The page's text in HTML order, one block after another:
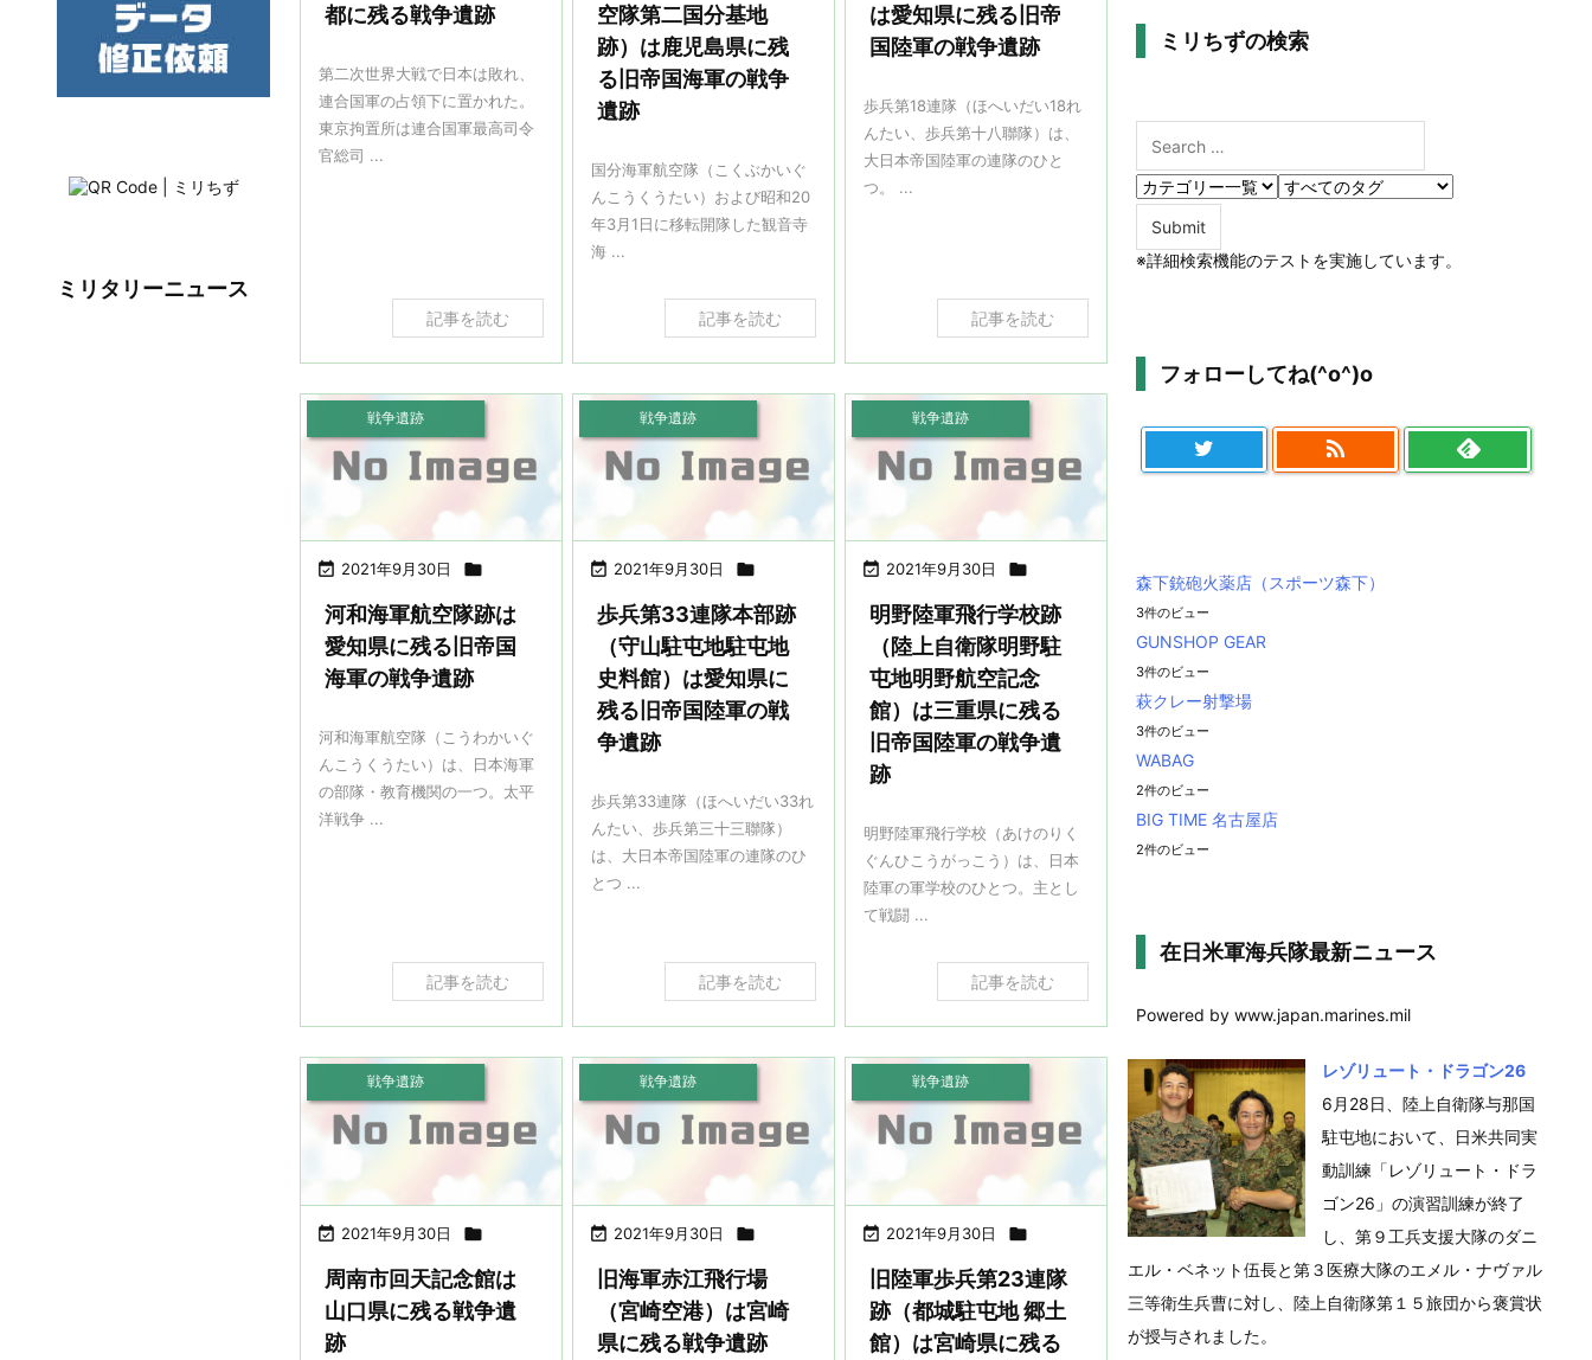
都に残る戦争遺跡
第二次世界大戦で日本は敗れ、
連合国軍の占領下に置かれた。
東京拘置所は連合国軍最高司令
官総司 ...
記事を読む
空隊第二国分基地
跡）は鹿児島県に残
る旧帝国海軍の戦争
遺跡
国分海軍航空隊（こくぶかいぐ
んこうくうたい）および昭和20
年3月1日に移転開隊した観音寺
海 ...
記事を読む
は愛知県に残る旧帝
国陸軍の戦争遺跡
歩兵第18連隊（ほへいだい18れ
んたい、歩兵第十八聯隊）は、
大日本帝国陸軍の連隊のひと
つ。 ...
記事を読む
 2021年9月30日 
戦争遺跡
河和海軍航空隊跡は
愛知県に残る旧帝国
海軍の戦争遺跡
河和海軍航空隊（こうわかいぐ
んこうくうたい）は、日本海軍
の部隊・教育機関の一つ。太平
洋戦争 ...
記事を読む
 2021年9月30日 
戦争遺跡
歩兵第33連隊本部跡
（守山駐屯地駐屯地
史料館）は愛知県に
残る旧帝国陸軍の戦
争遺跡
歩兵第33連隊（ほへいだい33れ
んたい、歩兵第三十三聯隊）
は、大日本帝国陸軍の連隊のひ
とつ ...
記事を読む
 2021年9月30日 
戦争遺跡
明野陸軍飛行学校跡
（陸上自衛隊明野駐
屯地明野航空記念
館）は三重県に残る
旧帝国陸軍の戦争遺
跡
明野陸軍飛行学校（あけのりく
ぐんひこうがっこう）は、日本
陸軍の軍学校のひとつ。主とし
て戦闘 ...
記事を読む
 2021年9月30日 
戦争遺跡
周南市回天記念館は
山口県に残る戦争遺
跡
 2021年9月30日 
戦争遺跡
旧海軍赤江飛行場
（宮崎空港）は宮崎
県に残る戦争遺跡
 2021年9月30日 
戦争遺跡
旧陸軍歩兵第23連隊
跡（都城駐屯地 郷土
館）は宮崎県に残る
ミリタリーニュース
ミリちずの検索
※詳細検索機能のテストを実施しています。
フォローしてね(^o^)o

森下銃砲火薬店（スポーツ森下）
3件のビュー
GUNSHOP GEAR
3件のビュー
萩クレー射撃場
3件のビュー
WABAG
2件のビュー
BIG TIME 名古屋店
2件のビュー
在日米軍海兵隊最新ニュース
Powered by www.japan.marines.mil
レゾリュート・ドラゴン26
6月28日、陸上自衛隊与那国
駐屯地において、日米共同実
動訓練「レゾリュート・ドラ
ゴン26」の演習訓練が終了
し、第９工兵支援大隊のダニ
エル・ベネット伍長と第３医療大隊のエメル・ナヴァル
三等衛生兵曹に対し、陸上自衛隊第１５旅団から褒賞状
が授与されました。